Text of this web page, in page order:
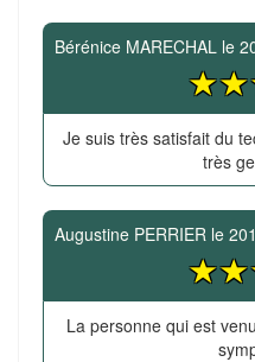
Bérénice MARECHAL le
Je suis très satisfait du
très
Augustine PERRIER le
La personne qui est